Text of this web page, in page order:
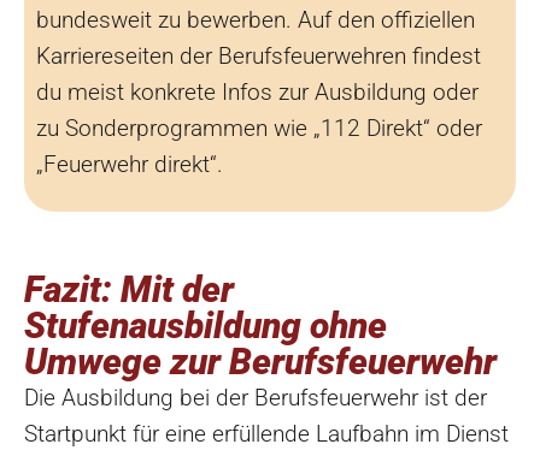
bundesweit zu bewerben. Auf den offiziellen
Karriereseiten der Berufsfeuerwehren findest
du meist konkrete Infos zur Ausbildung oder
zu Sonderprogrammen wie „112 Direkt“ oder
„Feuerwehr direkt“.
Fazit: Mit der
Stufenausbildung ohne
Umwege zur Berufsfeuerwehr
Die Ausbildung bei der Berufsfeuerwehr ist der
Startpunkt für eine erfüllende Laufbahn im Dienst